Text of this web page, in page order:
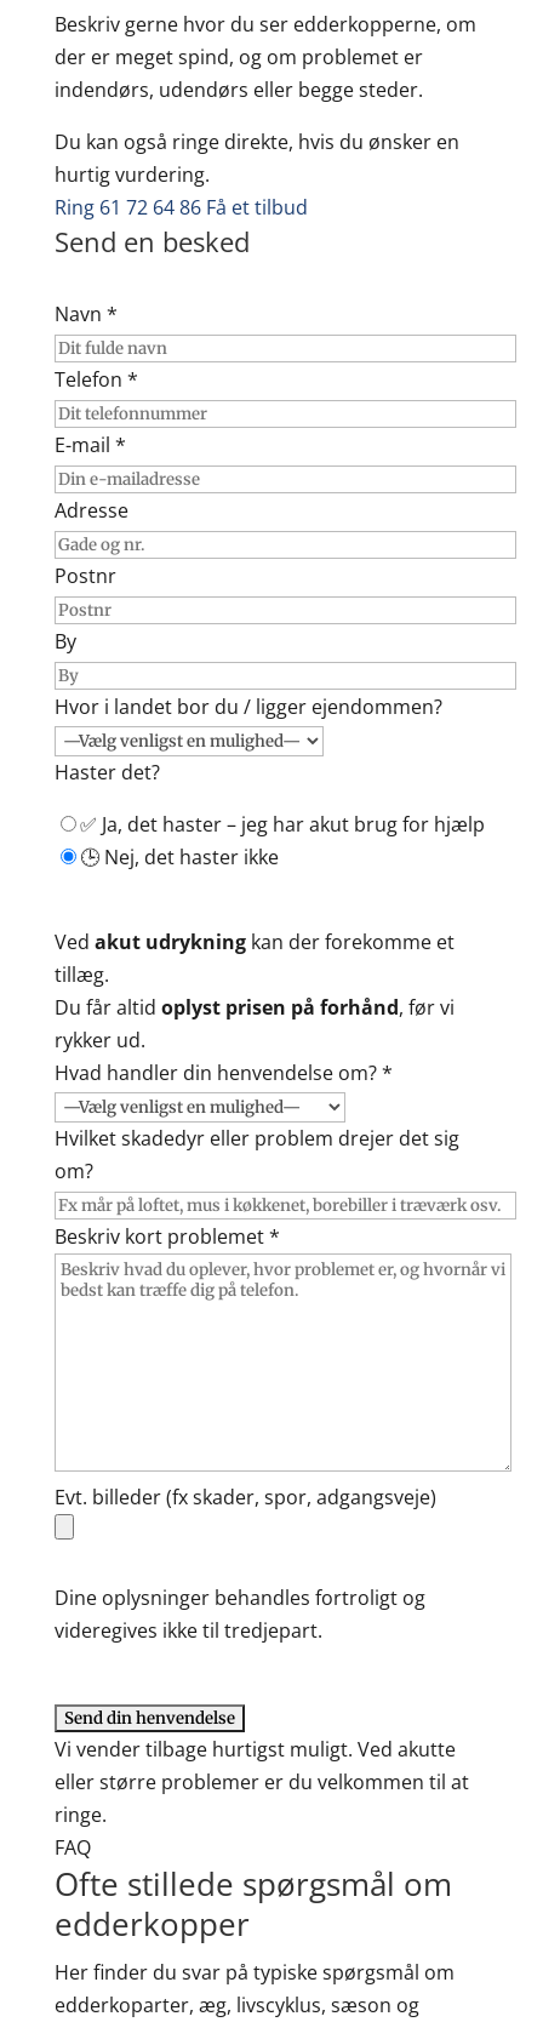
Beskriv gerne hvor du ser edderkopperne, om
der er meget spind, og om problemet er
indendørs, udendørs eller begge steder.
Du kan også ringe direkte, hvis du ønsker en
hurtig vurdering.
Ring 61 72 64 86 Få et tilbud
Send en besked
Navn *
Telefon *
E-mail *
Adresse
Postnr
By
Hvor i landet bor du / ligger ejendommen?
Haster det?
✅ Ja, det haster – jeg har akut brug for hjælp
🕒 Nej, det haster ikke
Ved akut udrykningkan der forekomme et
tillæg.
Du får altid oplyst prisen på forhånd, før vi
rykker ud.
Hvad handler din henvendelse om? *
Hvilket skadedyr eller problem drejer det sig
om?
Beskriv kort problemet *
Evt. billeder (fx skader, spor, adgangsveje)
Dine oplysninger behandles fortroligt og
videregives ikke til tredjepart.
Vi vender tilbage hurtigst muligt. Ved akutte
eller større problemer er du velkommen til at
ringe.
FAQ
Ofte stillede spørgsmål om
edderkopper
Her finder du svar på typiske spørgsmål om
edderkoparter, æg, livscyklus, sæson og